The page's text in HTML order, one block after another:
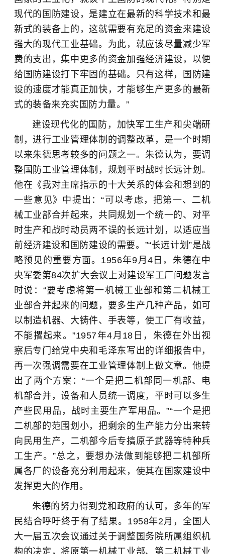
现代的国防建设，是建立在最新的科学技术和最
新式的装备上的，这就需要有充足的资金来建设
强大的现代工业基础。为此，就应该尽量减少军
费的支出，集中更多的资金加强经济建设，以便
给国防建设打下牢固的基础。只有这样，国防建
设的速度才能真正加快，才能够生产更多的最新
式的装备来充实国防力量。”
建设现代化的国防，加快军工生产和尖端研
制，进行工业管理体制的调整改革，是一个时期
以来朱德思考较多的问题之一。朱德认为，要调
整国防工业管理体制，规划平时战时长远计划。
他在《我对主席指示的十大关系的体会和想到的
一些意见》中提出：“可以考虑，把第一、二机
械工业部合并起来，共同规划一个统一的、对平
时生产和战时动员两不误的长远计划，以适应当
前经济建设和国防建设的需要。”“长远计划”是战
略预见的重要方面。1956年9月4日，朱德在中
央军委第84次扩大会议上对建设军工厂问题发言
时说：“要考虑将第一机械工业部和第二机械工
业部合并起来的问题，要多生产几种产品，如可
以制造机器、大铸件、手表等，使工厂有收益，
不能撂起来。”1957年4月18日，朱德在外出视
察后专门给党中央和毛泽东写出的详细报告中，
再一次强调需要在工业管理体制上做文章。他提
出了两个方案：“一个是把二机部同一机部、电
机部合并，设备和人员统一调度，平时可以多生
产些民用品，战时主要生产军用品。”“一个是把
二机部的范围划小，把剩余的生产能力分出来转
向民用生产，二机部今后专搞原子武器等特种兵
工生产。”总之，要想办法做到能够把二机部所
属各厂的设备充分利用起来，使其在国家建设中
发挥更大的作用。
朱德的努力得到党和政府的认可，多年的军
民结合呼吁终于有了结果。1958年2月，全国人
大一届五次会议通过关于调整国务院所属组织机
构的决定，将原第一机械工业部、第二机械工业